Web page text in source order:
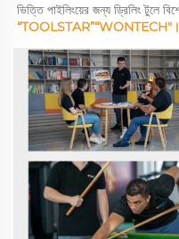
“TOOLSTAR”“WONTECH"।